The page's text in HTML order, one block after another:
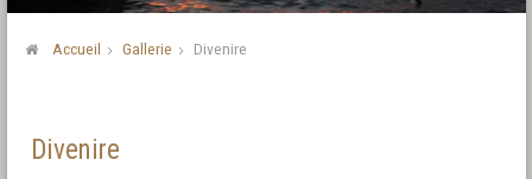
Accueil Gallerie Divenire
Divenire